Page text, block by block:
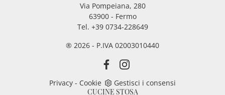
Via Pompeiana, 280
63900 - Fermo
Tel. +39 0734-228649
® 2026 - P.IVA 02003010440
Privacy - Cookie
Gestisci i consensi
CUCINE STOSA